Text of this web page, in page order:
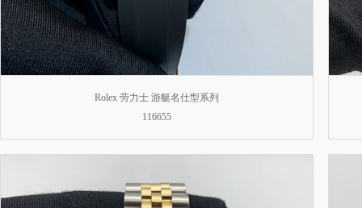
Rolex 劳力士 游艇名仕型系列
116655